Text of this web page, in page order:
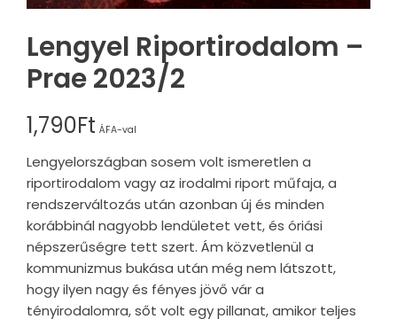
Lengyel Riportirodalom –
Prae 2023/2
1,790Ft ÁFA-val
Lengyelországban sosem volt ismeretlen a
riportirodalom vagy az irodalmi riport műfaja, a
rendszerváltozás után azonban új és minden
korábbinál nagyobb lendületet vett, és óriási
népszerűségre tett szert. Ám közvetlenül a
kommunizmus bukása után még nem látszott,
hogy ilyen nagy és fényes jövő vár a
tényirodalomra, sőt volt egy pillanat, amikor teljes